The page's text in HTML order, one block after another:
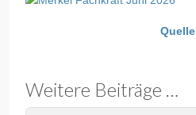
Quelle
Weitere Beiträge …